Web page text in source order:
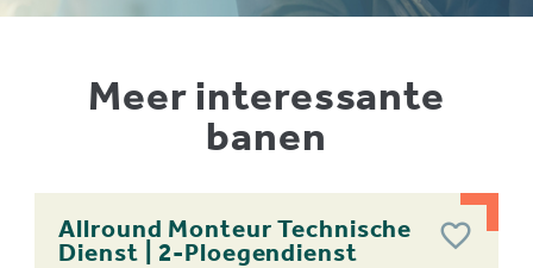
Meer interessante
banen
Allround Monteur Technische
Dienst | 2-Ploegendienst